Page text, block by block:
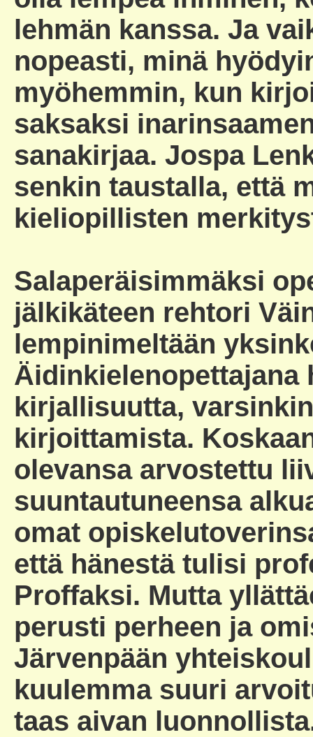
lehmän kanssa. Ja
nopeasti, minä
myöhemmin, kun
saksaksi
sanakirjaa. Jospa
senkin taustalla, että
kieliopillisten
Salaperäisimmäksi
jälkikäteen rehtori
lempinimeltään
Äidinkielenopettajana
kirjallisuutta,
kirjoittamista.
olevansa arvostettu
suuntautuneensa
omat
että hänestä tulisi
Proffaksi. Mutta
perusti perheen ja
Järvenpään
kuulemma suuri
taas aivan